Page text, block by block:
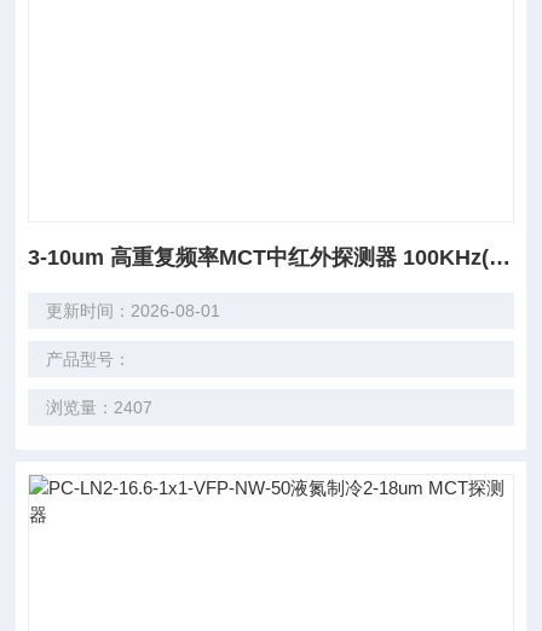
3-10um 高重复频率MCT中红外探测器 100KHz(激光系统)
更新时间：2026-08-01
产品型号：
浏览量：2407